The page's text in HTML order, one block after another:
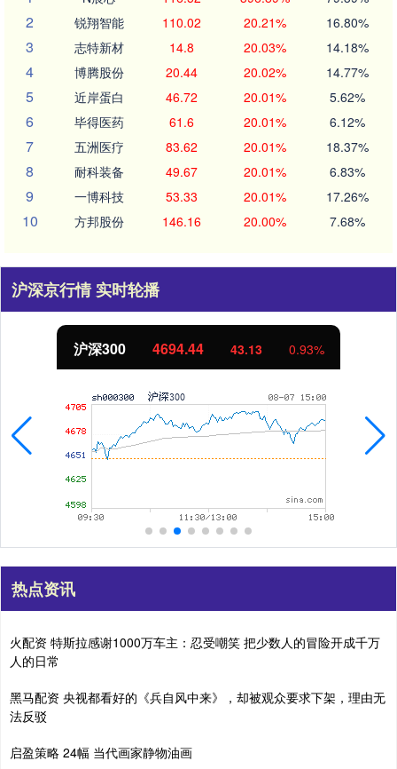
2 锐翔智能 110.02 20.21% 16.80%
3 志特新材 14.8 20.03% 14.18%
4 博腾股份 20.44 20.02% 14.77%
5 近岸蛋白 46.72 20.01% 5.62%
6 毕得医药 61.6 20.01% 6.12%
7 五洲医疗 83.62 20.01% 18.37%
8 耐科装备 49.67 20.01% 6.83%
9 一博科技 53.33 20.01% 17.26%
10 方邦股份 146.16 20.00% 7.68%
沪深京行情 实时轮播
沪深300 4694.44 43.13 0.93%
热点资讯
火配资 特斯拉感谢1000万车主：忍受嘲笑 把少数人的冒险开成千万
人的日常
黑马配资 央视都看好的《兵自风中来》，却被观众要求下架，理由无
法反驳
启盈策略 24幅 当代画家静物油画